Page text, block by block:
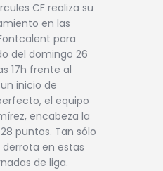
CF realiza su
en las
para
del domingo 26
17h frente al
inicio de
el equipo
encabeza la
puntos. Tan sólo
en estas
de liga.